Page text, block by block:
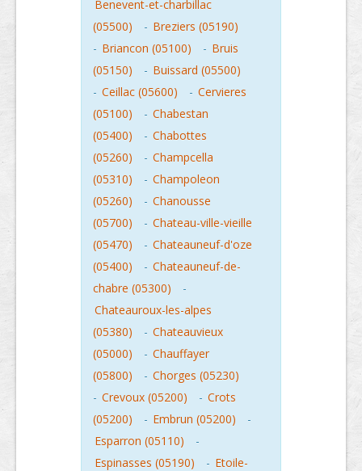
Benevent-et-charbillac
(05500)
- Breziers (05190)
- Briancon (05100) - Bruis
(05150)
- Buissard (05500)
- Ceillac (05600) - Cervieres
(05100)
- Chabestan
(05400)
- Chabottes
(05260)
- Champcella
(05310)
- Champoleon
(05260)
- Chanousse
(05700)
- Chateau-ville-vieille
(05470)
- Chateauneuf-d'oze
(05400)
- Chateauneuf-de-
chabre (05300)
-
Chateauroux-les-alpes
(05380)
- Chateauvieux
(05000)
- Chauffayer
(05800)
- Chorges (05230)
- Crevoux (05200) - Crots
(05200)
- Embrun (05200)
-
Esparron (05110)
-
Espinasses (05190)
- Etoile-